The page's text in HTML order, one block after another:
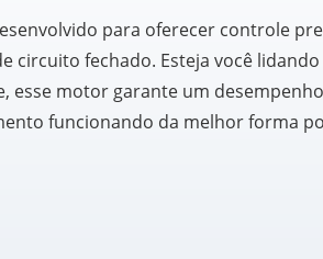
para oferecer controle
circuito fechado. Esteja você
esse motor garante um desempenho
funcionando da melhor forma